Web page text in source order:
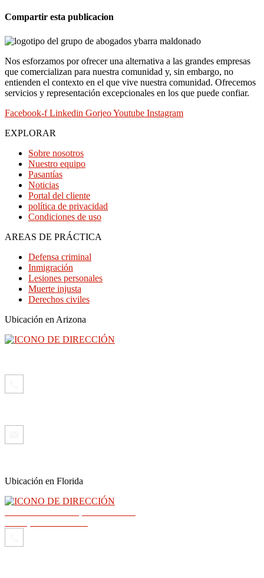
Compartir esta publicacion
Nos esforzamos por ofrecer una alternativa a las grandes empresas
que comercializan para nuestra comunidad y, sin embargo, no
entienden el contexto en el que vive nuestra comunidad. Ofrecemos
servicios y representación excepcionales en los que puede confiar.
Facebook-f Linkedin GorjeoYoutube Instagram
EXPLORAR
Sobre nosotros
Nuestro equipo
Pasantías
Noticias
Portal del cliente
política de privacidad
Condiciones de uso
AREAS DE PRÁCTICA
Defensa criminal
Inmigración
Lesiones personales
Muerte injusta
Derechos civiles
Ubicación en Arizona
Ubicación en Florida